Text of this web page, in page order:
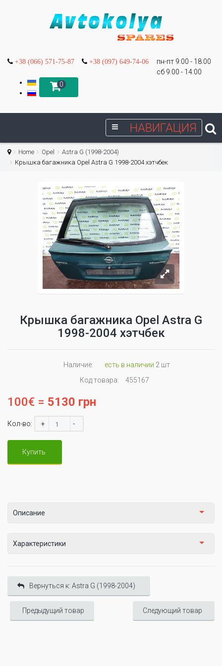
+38 (066) 571-75-87 +38 (097) 649-74-06
пн-пт 9:00 - 18:00
сб 9:00 - 14:00
0
НАВИГАЦИЯ
Home Opel
Astra G (1998-2004)
Крышка багажника Opel Astra G 1998-2004 хэтчбек
Крышка багажника Opel Astra G
1998-2004 хэтчбек
Наличие: есть в наличии 2 шт
Код товара:
455167
100€ = 5130 грн
Кол-во: + -
Купить
Описание
Характеристики
Вернуться к: Astra G (1998-2004)
Предыдущий товар Следующий товар